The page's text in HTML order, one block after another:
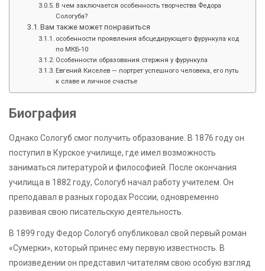
В чем заключается особенность творчества Федора
Сологуба?
Вам также может понравиться
особенности проявления абсцедирующего фурункула код
по МКБ-10
Особенности образования стержня у фурункула
Евгений Киселев — портрет успешного человека, его путь
к славе и личное счастье
Биография
Однако Сологуб смог получить образование. В 1876 году он
поступил в Курское училище, где имел возможность
заниматься литературой и философией. После окончания
училища в 1882 году, Сологуб начал работу учителем. Он
преподавал в разных городах России, одновременно
развивая свою писательскую деятельность.
В 1899 году Федор Сологуб опубликовал свой первый роман
«Сумерки», который принес ему первую известность. В
произведении он представил читателям свою особую взгляд